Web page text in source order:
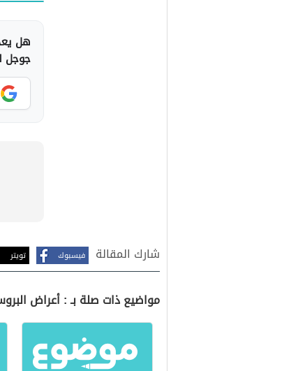
هل
جوجل
شارك المقالة فيسبوك تويتر
مواضيع ذات صلة بـ : أعراض